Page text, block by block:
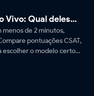
Vivo: Qual deles
do cliente?
menos de 2 minutos,
pontuações CSAT,
escolher o modelo certo